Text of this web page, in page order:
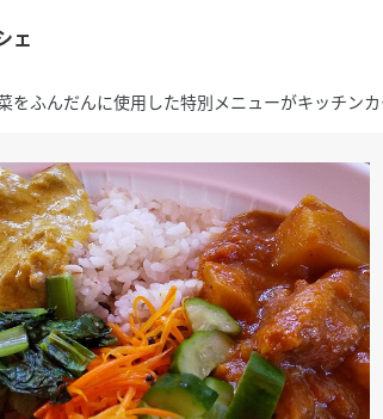
ェ
をふんだんに使用した特別メニューがキッチンカ